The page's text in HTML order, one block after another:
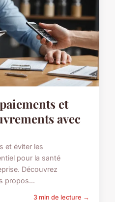
et
avec
et éviter les
pour la santé
Découvrez
propos...
3 min de lecture →